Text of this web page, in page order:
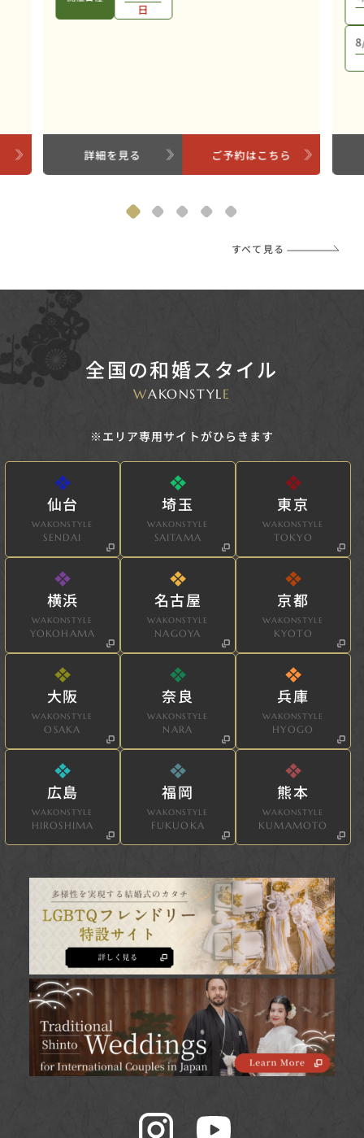
日
詳細を見る ご予約はこちら
すべて見る
全国の和婚スタイル
WAKONSTYLE
※エリア専用サイトがひらきます
仙台
WAKONSTYLE
SENDAI
埼玉
WAKONSTYLE
SAITAMA
東京
WAKONSTYLE
TOKYO
横浜
WAKONSTYLE
YOKOHAMA
名古屋
WAKONSTYLE
NAGOYA
京都
WAKONSTYLE
KYOTO
大阪
WAKONSTYLE
OSAKA
奈良
WAKONSTYLE
NARA
兵庫
WAKONSTYLE
HYOGO
広島
WAKONSTYLE
HIROSHIMA
福岡
WAKONSTYLE
FUKUOKA
熊本
WAKONSTYLE
KUMAMOTO